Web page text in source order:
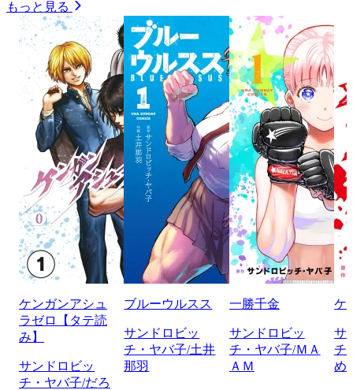
もっと見る
ケンガンアシュ
ラゼロ【タテ読
み】
サンドロビッ
チ・ヤバ子/だろ
ブルーウルスス
サンドロビッ
チ・ヤバ子/土井
那羽
一勝千金
サンドロビッ
チ・ヤバ子/ＭＡ
ＡＭ
ケ
サ
チ
め